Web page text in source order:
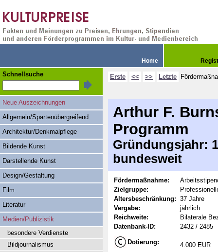
Home
Erste << >> Letzte
Arthur F.
Programm
Gründungsjahr:
bundesweit
Fördermaßnahme:
Zielgruppe:
Altersbeschränkung: 37 Jahre
Vergabe:
jährlich
Reichweite:
Bilaterale
Datenbank-ID:
2432 / 2485
Dotierung: 4.000 EUR
Schnellsuche
Neue Auszeichnungen
Allgemein/Spartenübergreifend
Architektur/Denkmalpflege
Bildende Kunst
Darstellende Kunst
Design/Gestaltung
Film
Literatur
Medien/Publizistik
besondere Verdienste
Bildjournalismus